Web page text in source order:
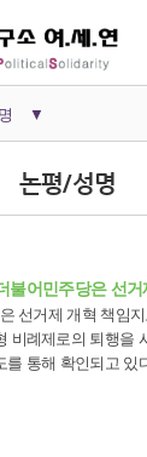
▼
논평/성명
불어민주당은 선
비례제로의 퇴행을
를 통해 확인되고